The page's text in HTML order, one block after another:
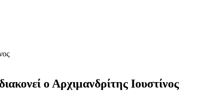
ο Αρχιμανδρίτης Ιουστίνος